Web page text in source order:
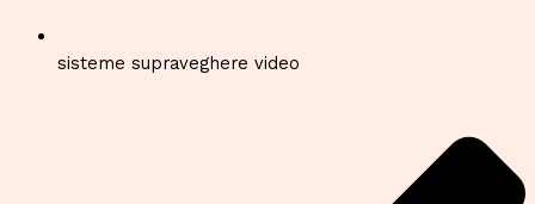
sisteme supraveghere video